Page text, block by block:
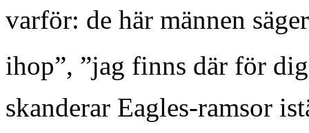
varför: de här männen säger
ihop”, ”jag finns där för
skanderar Eagles-ramsor